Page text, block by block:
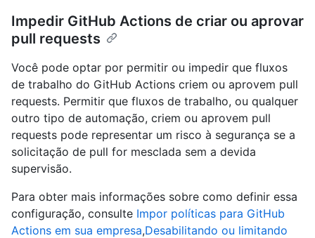
Impedir GitHub Actions de criar ou aprovar
pull requests
Você pode optar por permitir ou impedir que fluxos
de trabalho do GitHub Actions criem ou aprovem pull
requests. Permitir que fluxos de trabalho, ou qualquer
outro tipo de automação, criem ou aprovem pull
requests pode representar um risco à segurança se a
solicitação de pull for mesclada sem a devida
supervisão.
Para obter mais informações sobre como definir essa
configuração, consulte Impor políticas para GitHub
Actions em sua empresa,Desabilitando ou limitando